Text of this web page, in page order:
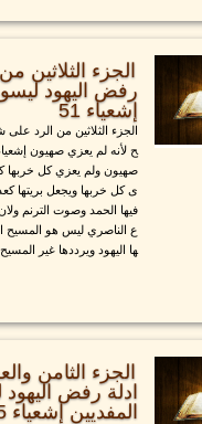
الجزء الثلاثين
رفض اليهود
إشعياء 51
الجزء الثلاثين من الرد
ح لأنه لم يعزي صهيون
صهيون ولم يعزي كل خربها
ى كل خربها ويجعل بريتها
فيها الحمد وصوت الترنم
ع الناصري ليس هو المسيح
ها اليهود ويرددها غير
الجزء الثامن
ادلة رفض
المفديين إشعياء 35